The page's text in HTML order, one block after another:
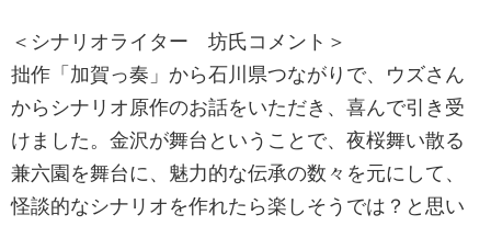
＜シナリオライター 坊氏コメント＞
拙作「加賀っ奏」から石川県つながりで、ウズさん
からシナリオ原作のお話をいただき、喜んで引き受
けました。金沢が舞台ということで、夜桜舞い散る
兼六園を舞台に、魅力的な伝承の数々を元にして、
怪談的なシナリオを作れたら楽しそうでは？と思い